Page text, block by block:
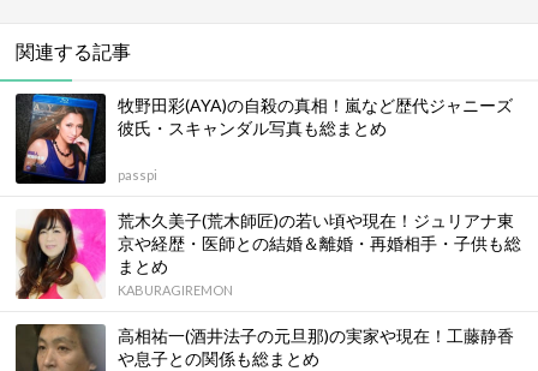
関連する記事
牧野田彩(AYA)の自殺の真相！嵐など歴代ジャニーズ
彼氏・スキャンダル写真も総まとめ
passpi
荒木久美子(荒木師匠)の若い頃や現在！ジュリアナ東
京や経歴・医師との結婚＆離婚・再婚相手・子供も総
まとめ
KABURAGIREMON
高相祐一(酒井法子の元旦那)の実家や現在！工藤静香
や息子との関係も総まとめ